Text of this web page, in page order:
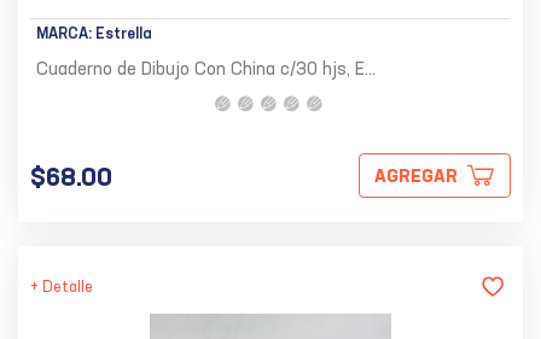
MARCA: Estrella
Cuaderno de Dibujo Con China c/30 hjs, E...
$68.00 AGREGAR
+ Detalle